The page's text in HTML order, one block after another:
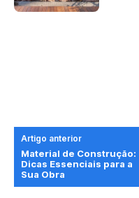
Artigo anterior
Material de Construção:
Dicas Essenciais para a
Sua Obra